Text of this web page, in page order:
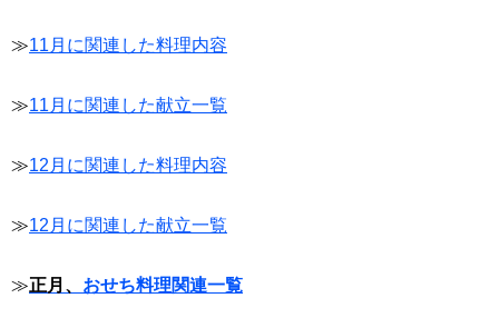
≫11月に関連した料理内容
≫11月に関連した献立一覧
≫12月に関連した料理内容
≫12月に関連した献立一覧
≫正月、 おせち料理関連一覧